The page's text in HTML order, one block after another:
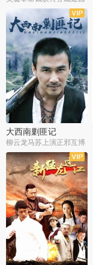
大西南剿匪记
柳云龙马苏上演正邪互博
全36集